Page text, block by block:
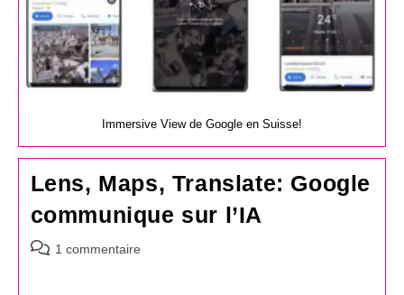
Immersive View de Google en Suisse!
Lens, Maps, Translate: Google
communique sur l’IA
Commentaires
1 commentaire